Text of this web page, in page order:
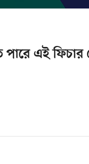
পারে এই ফিচার